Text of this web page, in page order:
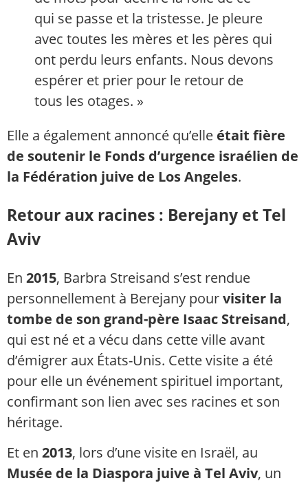
qui se passe et la tristesse. Je pleure
avec toutes les mères et les pères qui
ont perdu leurs enfants. Nous devons
espérer et prier pour le retour de
tous les otages. »
Elle a également annoncé qu’elle était fière
de soutenir le Fonds d’urgence israélien de
la Fédération juive de Los Angeles.
Retour aux racines : Berejany et Tel
Aviv
En 2015, Barbra Streisand s’est rendue
personnellement à Berejany pourvisiter la
tombe de son grand-père Isaac Streisand,
qui est né et a vécu dans cette ville avant
d’émigrer aux États-Unis. Cette visite a été
pour elle un événement spirituel important,
confirmant son lien avec ses racines et son
héritage.
Et en 2013, lors d’une visite en Israël, au
Musée de la Diaspora juive à Tel Aviv, un